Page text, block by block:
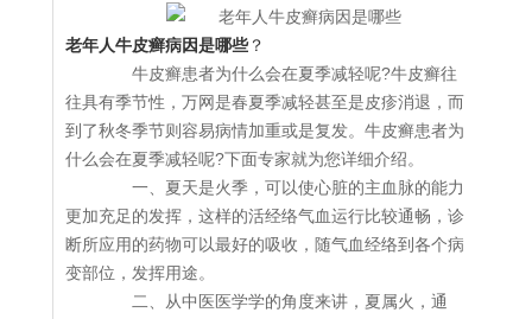
老年人牛皮癣病因是哪些？
牛皮癣患者为什么会在夏季减轻呢?牛皮癣往
往具有季节性，万网是春夏季减轻甚至是皮疹消退，而
到了秋冬季节则容易病情加重或是复发。牛皮癣患者为
什么会在夏季减轻呢?下面专家就为您详细介绍。
一、夏天是火季，可以使心脏的主血脉的能力
更加充足的发挥，这样的活经络气血运行比较通畅，诊
断所应用的药物可以最好的吸收，随气血经络到各个病
变部位，发挥用途。
二、从中医医学学的角度来讲，夏属火，通